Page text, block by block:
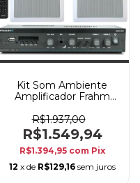
Kit Som Ambiente
Amplificador Frahm
4 Arandelas JBL
6CO1Q
R$1.937,00
R$1.549,94
R$1.394,95 com Pix
12 x de R$129,16 sem juros